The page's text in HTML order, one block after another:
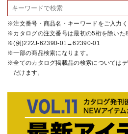
注文番号・商品名・キーワードをご入力
カタログの注文番号は最初の5桁を除いた
(例)222J-62390-01→62390-01
一部の商品検索になります。
全てのカタログ掲載品の検索については
だけます。